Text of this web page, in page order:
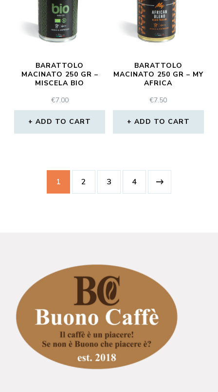
BARATTOLO
MACINATO 250 GR –
MISCELA BIO
€7.00
ADD TO CART
BARATTOLO
MACINATO 250 GR – MY
AFRICA
€7.50
ADD TO CART
1 2 3 4